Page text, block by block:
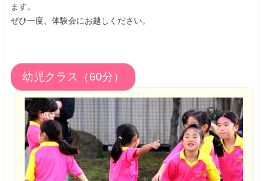
ます。
ぜひ一度、体験会にお越しください。
幼児クラス（60分）